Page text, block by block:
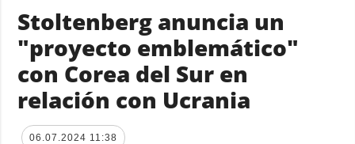
TODAS LAS
CATEGORÍAS
Guerra
Reconstrucción
de Ucrania
AGENCIA
sobre la agencia
contacto
Stoltenberg anuncia un
"proyecto emblemático"
con Corea del Sur en
relación con Ucrania
06.07.2024 11:38